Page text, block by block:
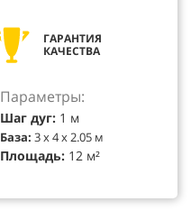
ГАРАНТИЯ
КАЧЕСТВА
Параметры:
Шаг дуг: 1 м
База: 3 х 4 х 2.05 м
Площадь: 12 м²